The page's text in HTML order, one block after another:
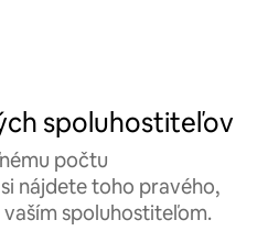
spoluhostiteľov
počtu
nájdete toho pravého,
spoluhostiteľom.